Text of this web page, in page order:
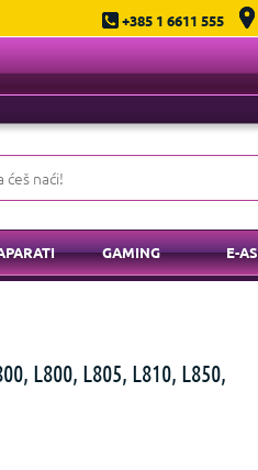
+385 1 6611 555
GAMING E-
L800, L805, L810, L850,